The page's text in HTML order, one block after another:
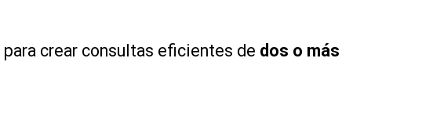
para crear consultas eficientes de dos o más